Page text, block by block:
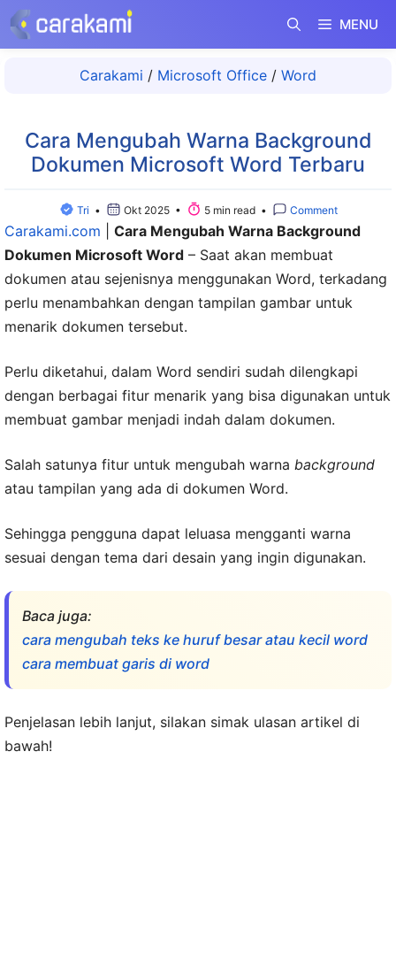
Langsung
ke
MENU
Carakami / Microsoft Office / Word
Cara Mengubah Warna Background
Dokumen Microsoft Word Terbaru
Tri • Okt 2025 • 5 min read • Comment
Carakami.com
Cara Mengubah Warna Background
Dokumen Microsoft Word – Saat akan membuat
dokumen atau sejenisnya menggunakan Word, terkadang
perlu menambahkan dengan tampilan gambar untuk
menarik dokumen tersebut.
Perlu diketahui, dalam Word sendiri sudah dilengkapi
dengan berbagai fitur menarik yang bisa digunakan untuk
membuat gambar menjadi indah dalam dokumen.
Salah satunya fitur untuk mengubah warna background
atau tampilan yang ada di dokumen Word.
Sehingga pengguna dapat leluasa mengganti warna
sesuai dengan tema dari desain yang ingin digunakan.
Baca juga:
cara mengubah teks ke huruf besar atau kecil word
cara membuat garis di word
Penjelasan lebih lanjut, silakan simak ulasan artikel di
bawah!